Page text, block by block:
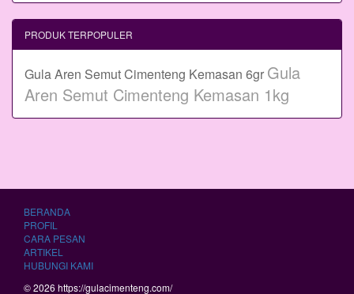
PRODUK TERPOPULER
Gula Aren Semut Cimenteng Kemasan 6gr Gula
Aren Semut Cimenteng Kemasan 1kg
BERANDA
PROFIL
CARA PESAN
ARTIKEL
HUBUNGI KAMI
© 2026 https://gulacimenteng.com/